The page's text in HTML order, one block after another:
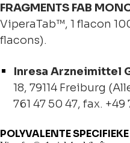
FRAGMENTS FAB
ViperaTab™, 1 flacon
flacons).
Inresa Arzneimittel
18, 79114 Freiburg
761 47 50 47, fax. +49
POLYVALENTE